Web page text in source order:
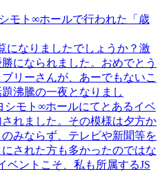
モト∞ホールで行われた「歳
になりましたでしょうか？激
になられました。おめでとう
リーさんが、あーでもないこ
沸騰の一夜となりまし
シモト∞ホールにてとあるイベ
れました。その模様は夕方か
みならず、テレビや新聞等を
された方も多かったのではな
ントこそ、私も所属するJS